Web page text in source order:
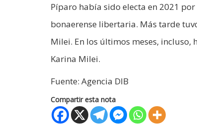
Píparo había sido electa en 2021
bonaerense libertaria. Más tarde
Milei. En los últimos meses,
Karina Milei.
Fuente: Agencia DIB
Compartir esta nota